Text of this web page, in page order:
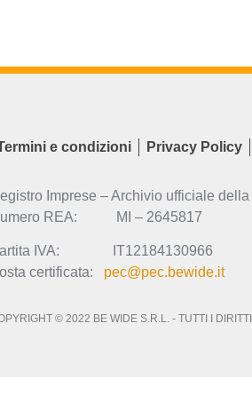
e condizioni Privacy Policy
Imprese – Archivio ufficiale
REA: MI – 2645817
IVA: IT12184130966
certificata: pec@pec.bewide.it
© 2022 BE WIDE S.R.L. - TUTTI I